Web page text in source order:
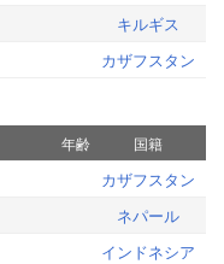
キルギス
カザフスタン
年齢 国籍
カザフスタン
ネパール
インドネシア